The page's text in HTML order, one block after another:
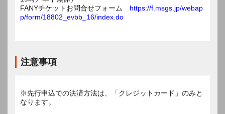
FANYチケットお問合せフォーム https://f.msgs.jp/webap
p/form/18802_evbb_16/index.do
注意事項
※先行申込での決済方法は、「クレジットカード」のみと
なります。